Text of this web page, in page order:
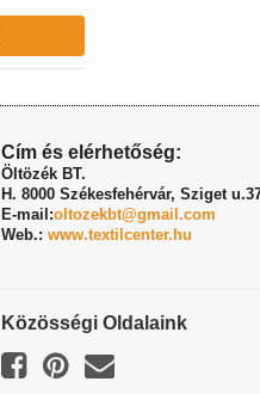
Cím és elérhetőség:
Öltözék BT.
H. 8000 Székesfehérvár, Sziget
E-mail:oltozekbt@gmail.com
Web.: www.textilcenter.hu
Közösségi Oldalaink